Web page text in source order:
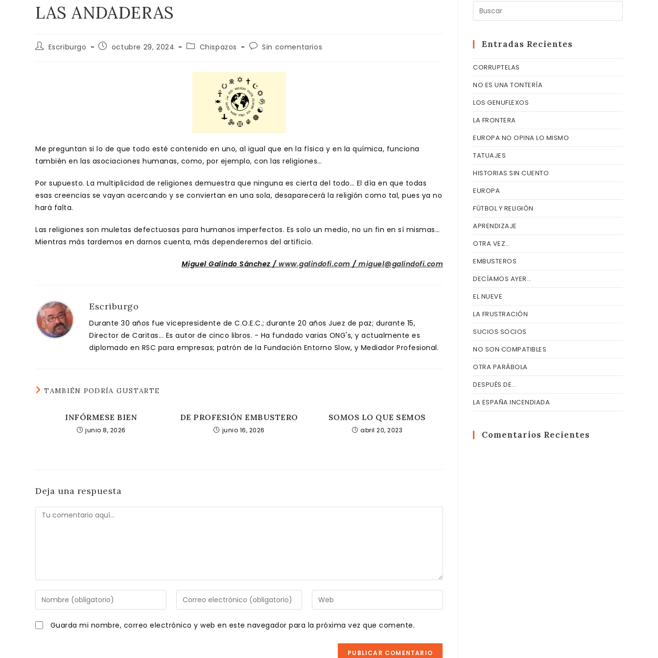
LAS ANDADERAS
AutorEscriburgo
Publicación
octubre 29, 2024
Categoría
entrada:
Chispazos
Comentarios
entrada:
Sin comentarios
Me preguntan si lo de que todo esté contenido en uno, al igual que en la física y en la química, funciona
también en las asociaciones humanas, como, por ejemplo, con las religiones…
Por supuesto. La multiplicidad de religiones demuestra que ninguna es cierta del todo… El día en que todas
esas creencias se vayan acercando y se conviertan en una sola, desaparecerá la religión como tal, pues ya no
hará falta.
Las religiones son muletas defectuosas para humanos imperfectos. Es solo un medio, no un fin en sí mismas…
Mientras más tardemos en darnos cuenta, más dependeremos del artificio.
Miguel Galindo Sánchez / www.galindofi.com / miguel@galindofi.com
Escriburgo
Durante 30 años fue vicepresidente de C.O.E.C.; durante 20 años Juez de paz; durante 15,
Director de Caritas... Es autor de cinco libros. - Ha fundado varias ONG's, y actualmente es
diplomado en RSC para empresas; patrón de la Fundación Entorno Slow, y Mediador Profesional.
TAMBIÉN PODRÍA GUSTARTE
INFÓRMESE BIEN
junio 8, 2026
DE PROFESIÓN EMBUSTERO
junio 16, 2026
SOMOS LO QUE SEMOS
abril 20, 2023
Deja una respuesta
Comentario
Introduce
tu
nombre
o
Introduce
tu
dirección
Introduce
la
de
Guarda mi nombre, correo electrónico y web en este navegador para la próxima vez que comente.
Escape
Entradas Recientes
CORRUPTELAS
NO ES UNA TONTERÍA
LOS GENUFLEXOS
LA FRONTERA
EUROPA NO OPINA LO MISMO
TATUAJES
HISTORIAS SIN CUENTO
EUROPA
FÚTBOL Y RELIGIÓN
APRENDIZAJE
OTRA VEZ…
EMBUSTEROS
DECÍAMOS AYER…
EL NUEVE
LA FRUSTRACIÓN
SUCIOS SOCIOS
NO SON COMPATIBLES
OTRA PARÁBOLA
DESPUÉS DE…
LA ESPAÑA INCENDIADA
Comentarios Recientes